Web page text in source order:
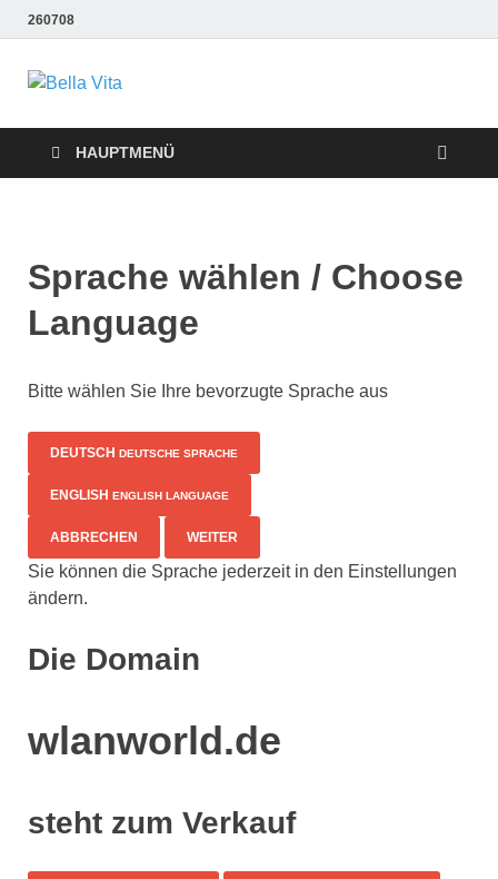
260708
Bella Vita
Wellness Fitness
Tipps
HAUPTMENÜ
Sprache wählen / Choose
Language
Bitte wählen Sie Ihre bevorzugte Sprache aus
DEUTSCH DEUTSCHE SPRACHE
ENGLISH ENGLISH LANGUAGE
ABBRECHEN WEITER
Sie können die Sprache jederzeit in den Einstellungen
ändern.
Die Domain
wlanworld.de
steht zum Verkauf